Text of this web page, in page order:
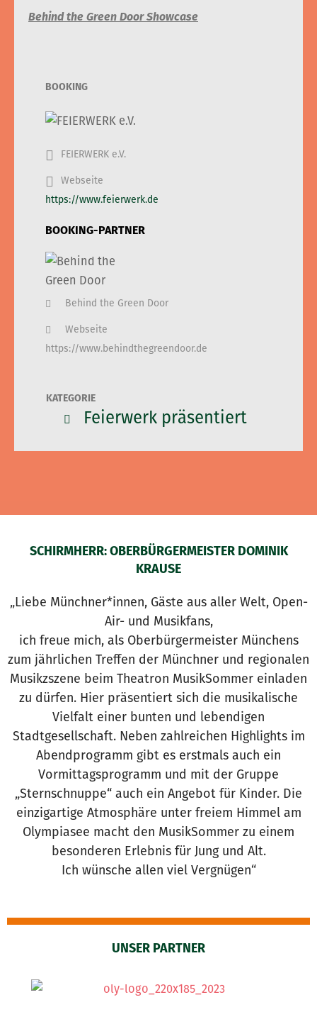
Behind the Green Door Showcase
BOOKING
FEIERWERK e.V.
Webseite
https://www.feierwerk.de
BOOKING-PARTNER
Behind the Green Door
Webseite
https://www.behindthegreendoor.de
KATEGORIE
Feierwerk präsentiert
SCHIRMHERR: OBERBÜRGERMEISTER DOMINIK
KRAUSE
„Liebe Münchner*innen, Gäste aus aller Welt, Open-
Air- und Musikfans,
ich freue mich, als Oberbürgermeister Münchens
zum jährlichen Treffen der Münchner und regionalen
Musikzszene beim Theatron MusikSommer einladen
zu dürfen. Hier präsentiert sich die musikalische
Vielfalt einer bunten und lebendigen
Stadtgesellschaft. Neben zahlreichen Highlights im
Abendprogramm gibt es erstmals auch ein
Vormittagsprogramm und mit der Gruppe
„Sternschnuppe“ auch ein Angebot für Kinder. Die
einzigartige Atmosphäre unter freiem Himmel am
Olympiasee macht den MusikSommer zu einem
besonderen Erlebnis für Jung und Alt.
Ich wünsche allen viel Vergnügen“
UNSER PARTNER